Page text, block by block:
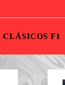
CLÁSICOS F1